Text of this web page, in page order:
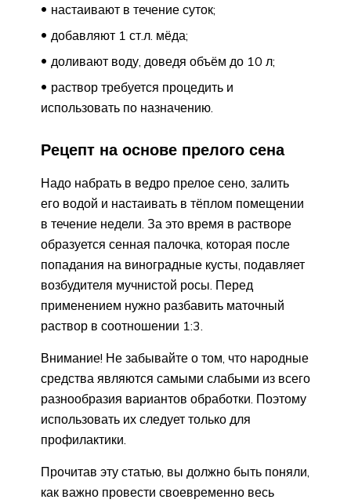
настаивают в течение суток;
добавляют 1 ст.л. мёда;
доливают воду, доведя объём до 10 л;
раствор требуется процедить и
использовать по назначению.
Рецепт на основе прелого сена
Надо набрать в ведро прелое сено, залить
его водой и настаивать в тёплом помещении
в течение недели. За это время в растворе
образуется сенная палочка, которая после
попадания на виноградные кусты, подавляет
возбудителя мучнистой росы. Перед
применением нужно разбавить маточный
раствор в соотношении 1:3.
Внимание! Не забывайте о том, что народные
средства являются самыми слабыми из всего
разнообразия вариантов обработки. Поэтому
использовать их следует только для
профилактики.
Прочитав эту статью, вы должно быть поняли,
как важно провести своевременно весь